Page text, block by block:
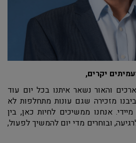
יקרים,
והאור נשאר איתנו בכל יום עוד
מזכירה שגם עונות מתחלפות לא
אנחנו ממשיכים לחיות כאן, בין
ובוחרים מדי יום להמשיך לפעול,